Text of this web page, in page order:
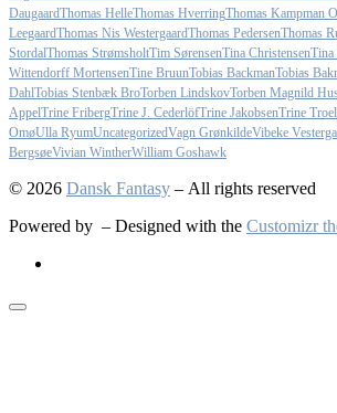
DaugaardThomas HelleThomas HverringThomas Kampman
LeegaardThomas Nis WestergaardThomas PedersenThomas
StordalThomas StrømsholtTim SørensenTina ChristensenTina
Wittendorff MortensenTine BruunTobias BackmanTobias
DahlTobias Stenbæk BroTorben LindskovTorben Magnild
AppelTrine FribergTrine J. CederlöfTrine JakobsenTrine
OmøUlla RyumUncategorizedVagn GrønkildeVibeke
BergsøeVivian WintherWilliam Goshawk
© 2026 Dansk Fantasy – All rights reserved
Powered by – Designed with the Customizr